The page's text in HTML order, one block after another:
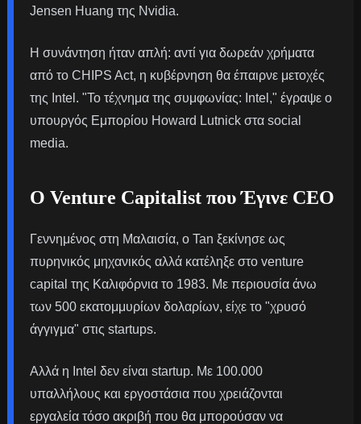
Jensen Huang της Nvidia.
Η συνάντηση ήταν απλή: αντί για δωρεάν χρήματα
από το CHIPS Act, η κυβέρνηση θα έπαιρνε μετοχές
της Intel. "Το τέχνημα της συμφωνίας: Intel," έγραψε ο
υπουργός Εμπορίου Howard Lutnick στα social
media.
Ο Venture Capitalist που Έγινε CEO
Γεννημένος στη Μαλαισία, ο Tan ξεκίνησε ως
πυρηνικός μηχανικός αλλά κατέληξε στο venture
capital της Καλιφόρνια το 1983. Με περιουσία άνω
των 500 εκατομμυρίων δολαρίων, είχε το "χρυσό
άγγιγμα" στις startups.
Αλλά η Intel δεν είναι startup. Με 100.000
υπαλλήλους και εργοστάσια που χρειάζονται
εργαλεία τόσο ακριβή που θα μπορούσαν να